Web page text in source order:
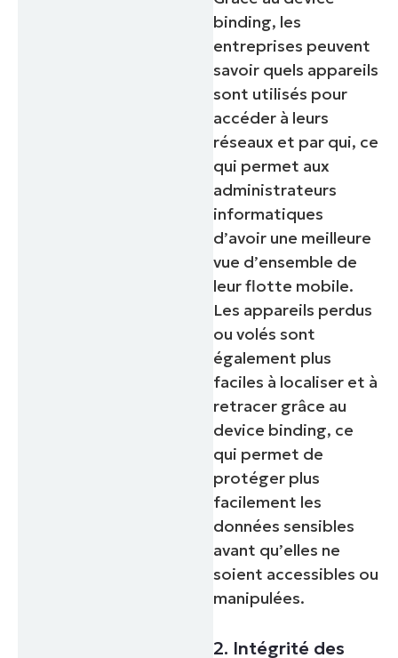
binding, les
entreprises peuvent
savoir quels appareils
sont utilisés pour
accéder à leurs
réseaux et par qui, ce
qui permet aux
administrateurs
informatiques
d’avoir une meilleure
vue d’ensemble de
leur flotte mobile.
Les appareils perdus
ou volés sont
également plus
faciles à localiser et à
retracer grâce au
device binding, ce
qui permet de
protéger plus
facilement les
données sensibles
avant qu’elles ne
soient accessibles ou
manipulées.
2. Intégrité des